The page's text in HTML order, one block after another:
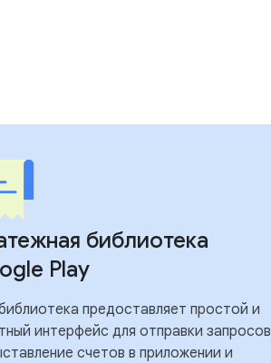
библиотека
Play
предоставляет простой и
интерфейс для отправки запросов
счетов в приложении и